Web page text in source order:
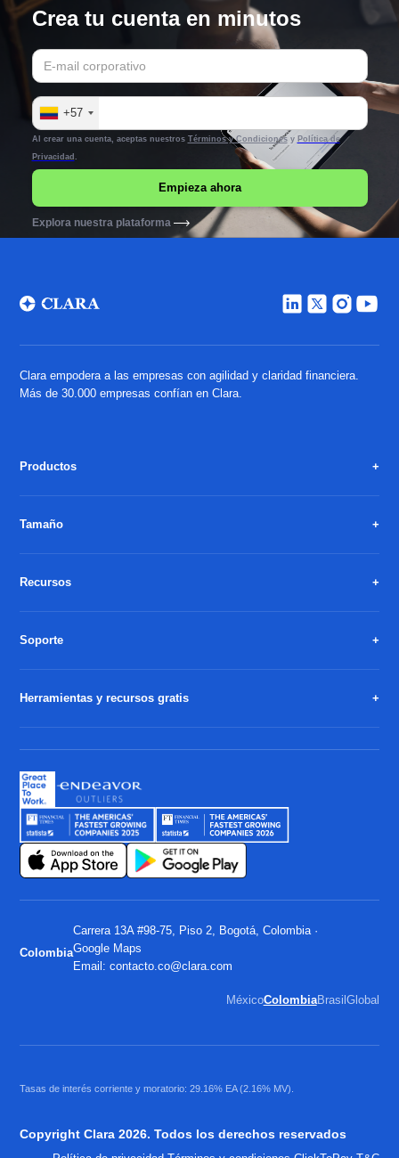
Crea tu cuenta en minutos
+57
Al crear una cuenta, aceptas nuestros Términos y Condicionesy Política de
Privacidad
Explora nuestra plataforma
Clara empodera a las empresas con agilidad y claridad financiera.
Más de 30.000 empresas confían en Clara.
Productos
Tamaño
Recursos
Soporte
Herramientas y recursos gratis
Colombia
Carrera 13A #98-75, Piso 2, Bogotá, Colombia ·
Google Maps
Email:contacto.co@clara.com
MéxicoColombiaBrasilGlobal
Tasas de interés corriente y moratorio: 29.16% EA (2.16% MV).
Copyright Clara 2026. Todos los derechos reservados